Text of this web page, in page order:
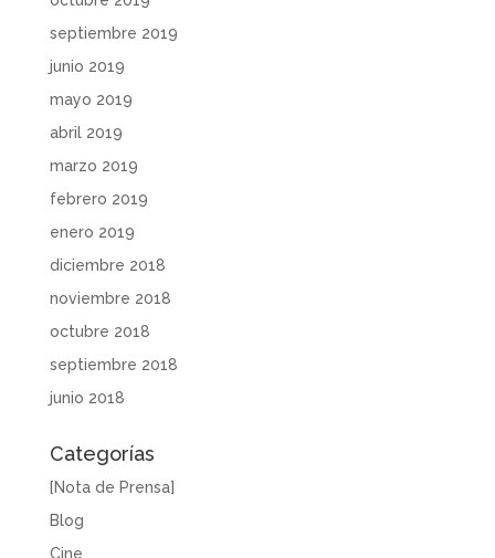
septiembre 2019
junio 2019
mayo 2019
abril 2019
marzo 2019
febrero 2019
enero 2019
diciembre 2018
noviembre 2018
octubre 2018
septiembre 2018
junio 2018
Categorías
[Nota de Prensa]
Blog
Cine